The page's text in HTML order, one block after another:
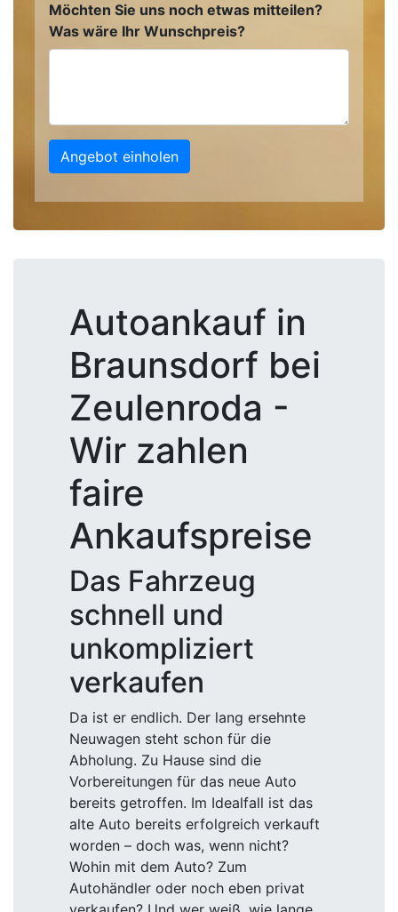
Möchten Sie uns noch etwas mitteilen?
Was wäre Ihr Wunschpreis?
Angebot einholen
Autoankauf in
Braunsdorf bei
Zeulenroda -
Wir zahlen
faire
Ankaufspreise
Das Fahrzeug
schnell und
unkompliziert
verkaufen
Da ist er endlich. Der lang ersehnte
Neuwagen steht schon für die
Abholung. Zu Hause sind die
Vorbereitungen für das neue Auto
bereits getroffen. Im Idealfall ist das
alte Auto bereits erfolgreich verkauft
worden – doch was, wenn nicht?
Wohin mit dem Auto? Zum
Autohändler oder noch eben privat